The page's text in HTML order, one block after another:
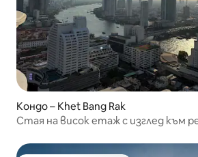
Кондо – Khet Bang Rak
Стая на висок етаж с изглед към